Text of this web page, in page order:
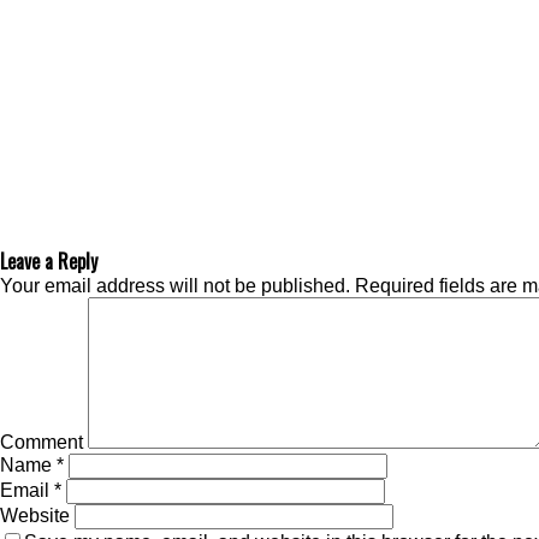
Leave a Reply
Your email address will not be published. Required fields are
Comment
Name *
Email *
Website